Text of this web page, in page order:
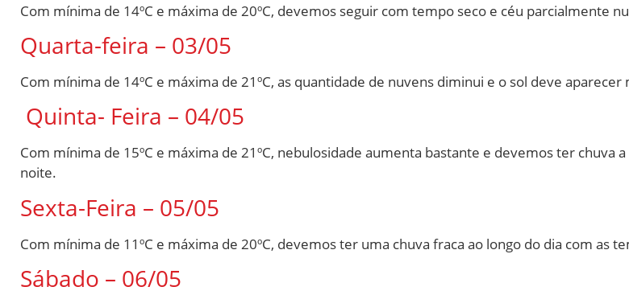
Com mínima de 14ºC e máxima de 20ºC, devemos seguir com tempo seco e céu parcialmente
Quarta-feira – 03/05
Com mínima de 14ºC e máxima de 21ºC, as quantidade de nuvens diminui e o sol deve aparecer
Quinta- Feira – 04/05
Com mínima de 15ºC e máxima de 21ºC, nebulosidade aumenta bastante e devemos ter chuva
noite.
Sexta-Feira – 05/05
Com mínima de 11ºC e máxima de 20ºC, devemos ter uma chuva fraca ao longo do dia com as
Sábado – 06/05